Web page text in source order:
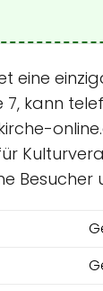
eine
kann